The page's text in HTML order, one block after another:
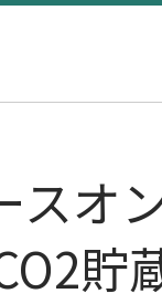
スオ
貯